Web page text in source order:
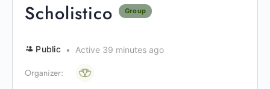
Scholistico Group
Public Active 39 minutes ago
Organizer: